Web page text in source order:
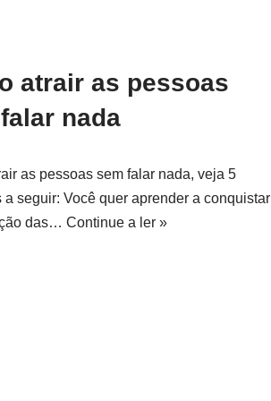
atrair as pessoas
nada
as pessoas sem falar nada, veja 5
a seguir: Você quer aprender a conquistar
das… Continue a ler »